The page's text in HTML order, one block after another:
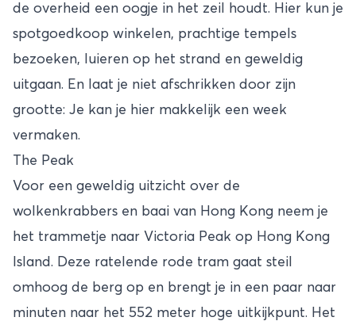
de overheid een oogje in het zeil houdt. Hier kun je
spotgoedkoop winkelen, prachtige tempels
bezoeken, luieren op het strand en geweldig
uitgaan. En laat je niet afschrikken door zijn
grootte: Je kan je hier makkelijk een week
vermaken.
The Peak
Voor een geweldig uitzicht over de
wolkenkrabbers en baai van Hong Kong neem je
het trammetje naar Victoria Peak op Hong Kong
Island. Deze ratelende rode tram gaat steil
omhoog de berg op en brengt je in een paar naar
minuten naar het 552 meter hoge uitkijkpunt. Het